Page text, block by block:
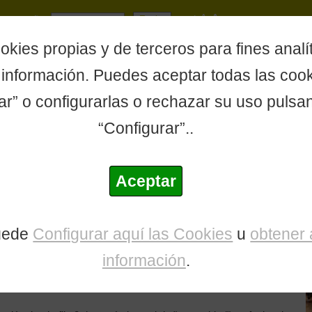
propias y de terceros para fines
Puedes aceptar todas las
o configurarlas o rechazar su uso
“Configurar”..
Aceptar
Configurar aquí las Cookies u obtener
información.
A A A
Inicio | El Colegio ¿Qué Hacemos? | Participación |
éticas en la intervención social. De marrones, dilemas y conflictos
en la intervención social.
y conflictos